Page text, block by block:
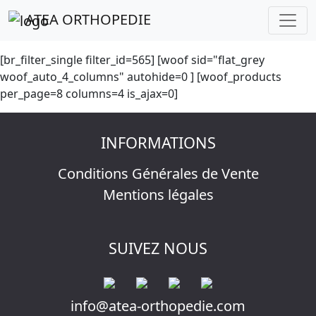
ATEA ORTHOPEDIE
[br_filter_single filter_id=565] [woof sid="flat_grey
woof_auto_4_columns" autohide=0 ] [woof_products
per_page=8 columns=4 is_ajax=0]
INFORMATIONS
Conditions Générales de Vente
Mentions légales
SUIVEZ NOUS
info@atea-orthopedie.com